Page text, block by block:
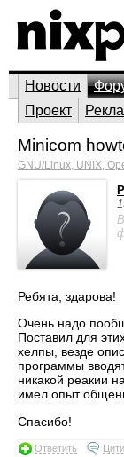
Новости
Проект
Minicom
GNU/Linux, UNIX,
Ребята, здарова!
Очень надо
Поставил для
хелпы, везде
программы
никакой реакии
имел опыт
Спасибо!
Ответить